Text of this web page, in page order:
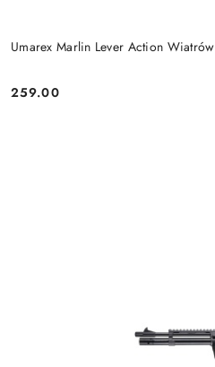
Umarex Marlin Lever Action
Cena:
259.00